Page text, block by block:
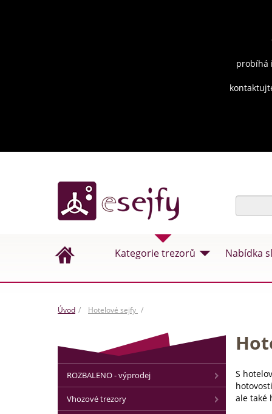
probíhá
Kategorie trezorů Nabídka
Úvod Hotelové sejfy
S
ale také
ROZBALENO - výprodej
Vhozové trezory